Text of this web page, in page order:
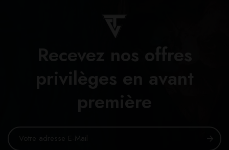
Recevez nos offres
privilèges en avant
première